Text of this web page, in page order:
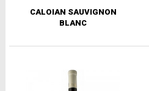
CALOIAN SAUVIGNON
BLANC